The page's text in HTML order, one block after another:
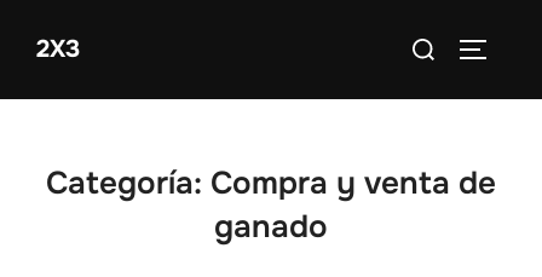
2X3 Buscar:
Categoría: Compra y venta de
ganado